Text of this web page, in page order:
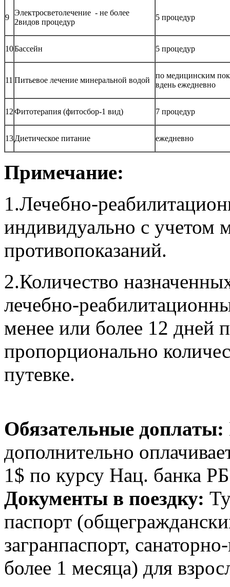
9
Электросветолечение - не более
2видов процедур
5 процедур
10Бассейн 5 процедур
11 Питьевое лечение минеральной водой
по медицинским
вдень ежедневно
12Фитотерапия (фитосбор-1 вид) 7 процедур
13Диетическое питание ежедневно
Примечание:
1.Лечебно-
индивидуально с учетом
противопоказаний.
2.Количество
лечебно-
менее или более 12 дней
пропорционально
путевке.
Обязательные доплаты:
дополнительно
1$ по курсу Нац. банка
Документы в поездку:
паспорт
загранпаспорт,
более 1 месяца) для